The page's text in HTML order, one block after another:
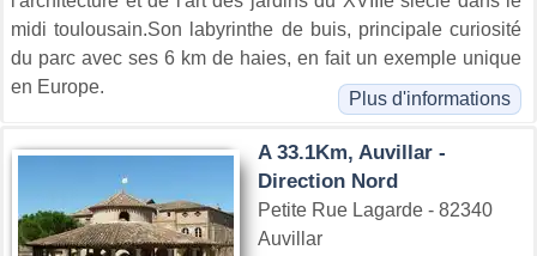
midi toulousain.Son labyrinthe de buis, principale curiosité
du parc avec ses 6 km de haies, en fait un exemple unique
en Europe.
Plus d'informations
A 33.1Km, Auvillar -
Direction Nord
Petite Rue Lagarde - 82340
Auvillar